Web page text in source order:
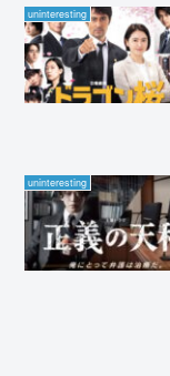
uninteresting
uninteresting